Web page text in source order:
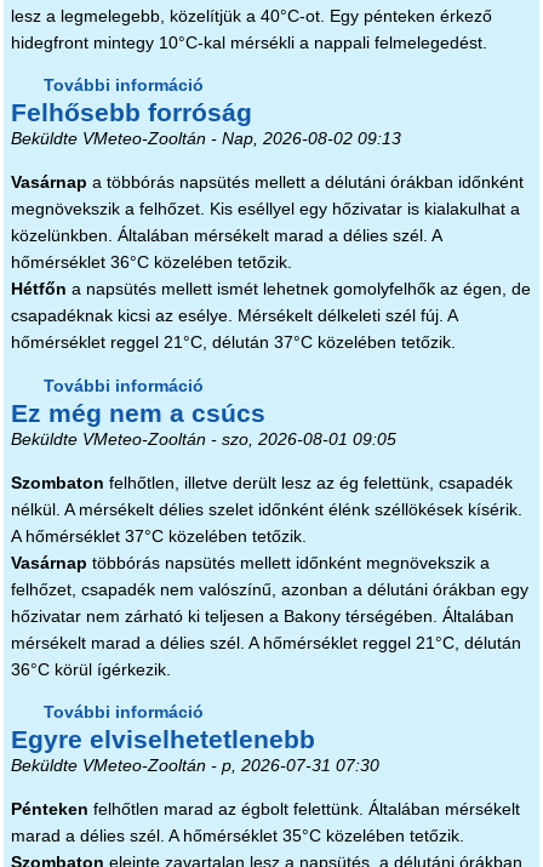
lesz a legmelegebb, közelítjük a 40°C-ot. Egy pénteken érkező
hidegfront mintegy 10°C-kal mérsékli a nappali felmelegedést.
További információ
kapcsolatosan
Felhősebb forróság
Beküldte VMeteo-Zooltán- Nap, 2026-08-02 09:13
Vasárnap a többórás napsütés mellett a délutáni órákban időnként
megnövekszik a felhőzet. Kis eséllyel egy hőzivatar is kialakulhat a
közelünkben. Általában mérsékelt marad a délies szél. A
hőmérséklet 36°C közelében tetőzik.
Hétfőn a napsütés mellett ismét lehetnek gomolyfelhők az égen, de
csapadéknak kicsi az esélye. Mérsékelt délkeleti szél fúj. A
hőmérséklet reggel 21°C, délután 37°C közelében tetőzik.
További információ
kapcsolatosan
Ez még nem a csúcs
Beküldte VMeteo-Zooltán- szo, 2026-08-01 09:05
Szombaton felhőtlen, illetve derült lesz az ég felettünk, csapadék
nélkül. A mérsékelt délies szelet időnként élénk széllökések kísérik.
A hőmérséklet 37°C közelében tetőzik.
Vasárnap többórás napsütés mellett időnként megnövekszik a
felhőzet, csapadék nem valószínű, azonban a délutáni órákban egy
hőzivatar nem zárható ki teljesen a Bakony térségében. Általában
mérsékelt marad a délies szél. A hőmérséklet reggel 21°C, délután
36°C körül ígérkezik.
További információ
kapcsolatosan
Egyre elviselhetetlenebb
Beküldte VMeteo-Zooltán- p, 2026-07-31 07:30
Pénteken felhőtlen marad az égbolt felettünk. Általában mérsékelt
marad a délies szél. A hőmérséklet 35°C közelében tetőzik.
Szombaton eleinte zavartalan lesz a napsütés, a délutáni órákban